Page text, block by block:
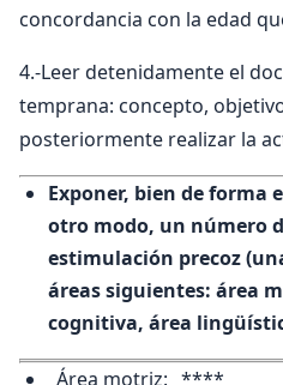
concordancia con la edad
4.-Leer detenidamente el
temprana: concepto,
posteriormente realizar la
Exponer, bien de forma
otro modo, un número
estimulación precoz
áreas siguientes: área
cognitiva, área
_Área motriz: _****